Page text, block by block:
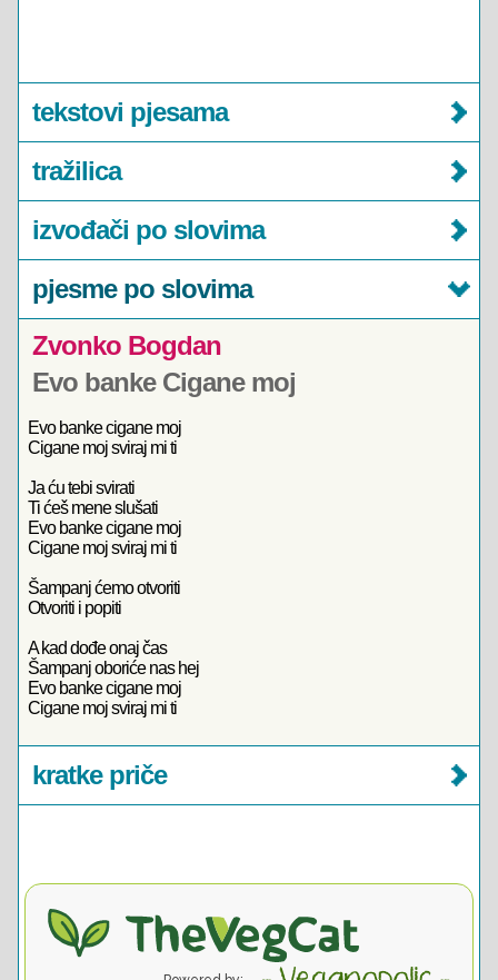
tekstovi pjesama
tražilica
izvođači po slovima
pjesme po slovima
Zvonko Bogdan
Evo banke Cigane moj
Evo banke cigane moj
Cigane moj sviraj mi ti
Ja ću tebi svirati
Ti ćeš mene slušati
Evo banke cigane moj
Cigane moj sviraj mi ti
Šampanj ćemo otvoriti
Otvoriti i popiti
A kad dođe onaj čas
Šampanj oboriće nas hej
Evo banke cigane moj
Cigane moj sviraj mi ti
kratke priče